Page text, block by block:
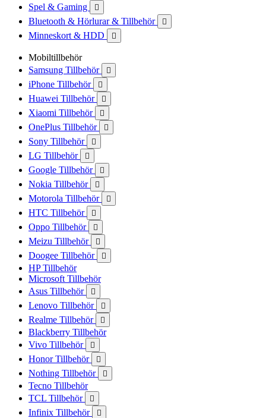
Spel & Gaming

Bluetooth & Hörlurar & Tillbehör 
Minneskort & HDD 
Mobiltillbehör
Samsung Tillbehör

iPhone Tillbehör 
Huawei Tillbehör 
Xiaomi Tillbehör 
OnePlus Tillbehör 
Sony Tillbehör 
LG Tillbehör 
Google Tillbehör 
Nokia Tillbehör 
Motorola Tillbehör 
HTC Tillbehör 
Oppo Tillbehör 
Meizu Tillbehör 
Doogee Tillbehör 
HP Tillbehör
Microsoft Tillbehör
Asus Tillbehör

Lenovo Tillbehör 
Realme Tillbehör 
Blackberry Tillbehör
Vivo Tillbehör

Honor Tillbehör 
Nothing Tillbehör 
Tecno Tillbehör
TCL Tillbehör

Infinix Tillbehör 